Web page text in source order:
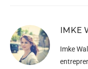
IMKE
Imke